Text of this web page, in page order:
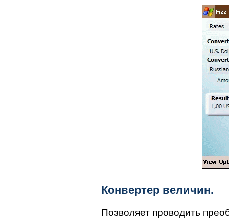
Конвертер величин.
Позволяет проводить